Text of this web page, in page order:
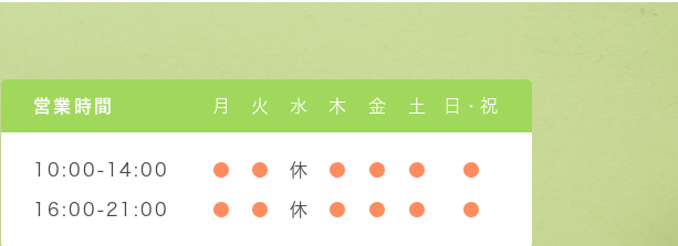
営業時間 月 火 水 木 金 土 日・祝
10:00-14:00 ● ● 休 ● ● ● ●
16:00-21:00 ● ● 休 ● ● ● ●